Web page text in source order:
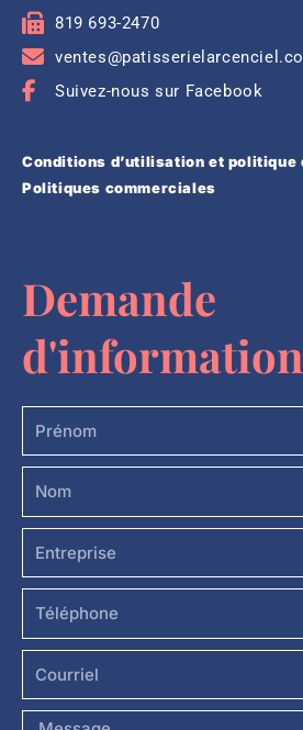
819 693-2470
Suivez-nous sur Facebook
Conditions d’utilisation et
Politiques commerciales
Demande
d'information
Message